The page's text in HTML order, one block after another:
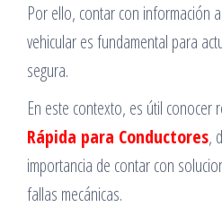
Por ello, contar con información
vehicular es fundamental para
segura.
En este contexto, es útil conocer
Rápida para Conductores,
importancia de contar con
fallas mecánicas.